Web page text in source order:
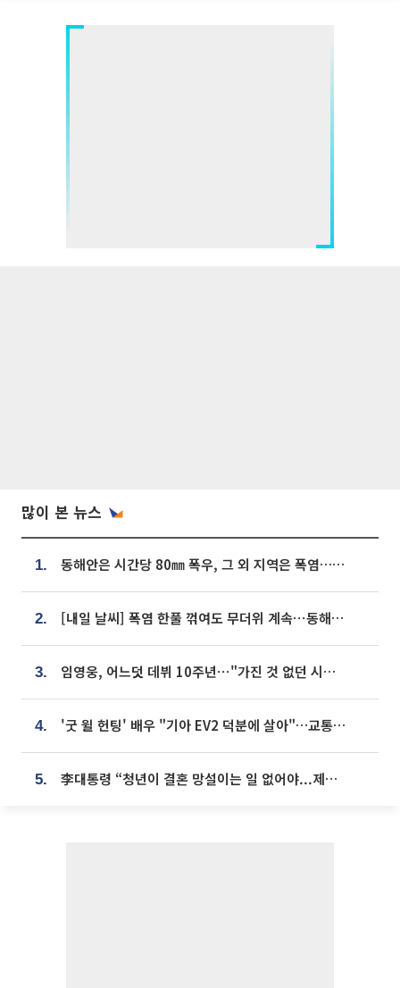
많이 본 뉴스
1. 동해안은 시간당 80㎜ 폭우, 그 외 지역은 폭염…‘극과 극 날씨’
2. [내일 날씨] 폭염 한풀 꺾여도 무더위 계속⋯동해안 이틀 연속 비
3. 임영웅, 어느덧 데뷔 10주년⋯"가진 것 없던 시절, 내 앞엔 20명의 팬뿐"
4. '굿 윌 헌팅' 배우 "기아 EV2 덕분에 살아"…교통사고 후 안전성 극찬
5. 李대통령 “청년이 결혼 망설이는 일 없어야...제도상 불이익 조사”